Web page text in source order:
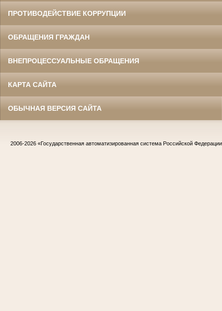
ПРОТИВОДЕЙСТВИЕ КОРРУПЦИИ
ОБРАЩЕНИЯ ГРАЖДАН
ВНЕПРОЦЕССУАЛЬНЫЕ ОБРАЩЕНИЯ
КАРТА САЙТА
ОБЫЧНАЯ ВЕРСИЯ САЙТА
2006-2026 «Государственная автоматизированная система Российской